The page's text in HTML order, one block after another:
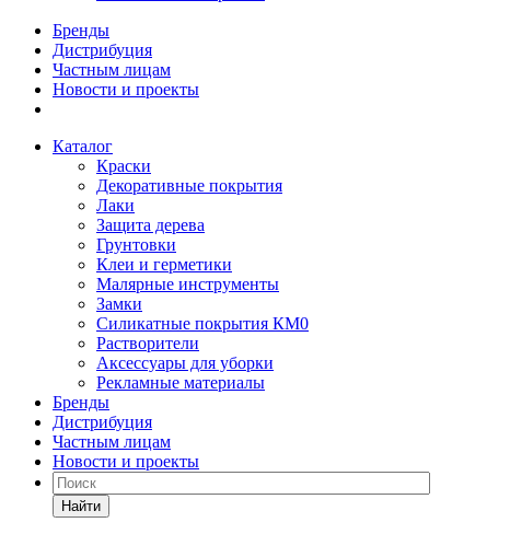
Бренды
Дистрибуция
Частным лицам
Новости и проекты
Каталог
Краски
Декоративные покрытия
Лаки
Защита дерева
Грунтовки
Клеи и герметики
Малярные инструменты
Замки
Силикатные покрытия КМ0
Растворители
Аксессуары для уборки
Рекламные материалы
Бренды
Дистрибуция
Частным лицам
Новости и проекты
Найти